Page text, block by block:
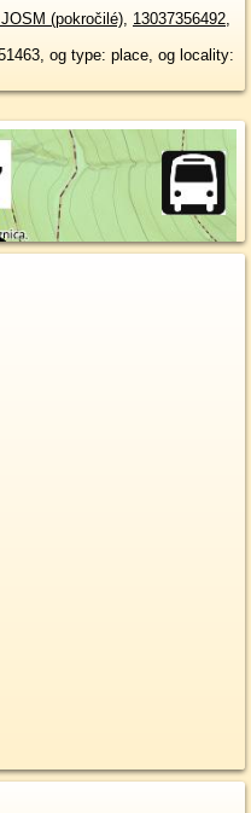
(pokročilé), 13037356492,
og type: place, og locality: